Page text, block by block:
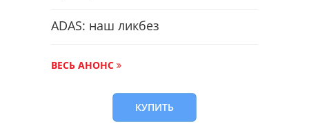
ADAS: наш ликбез
ВЕСЬ АНОНС
КУПИТЬ